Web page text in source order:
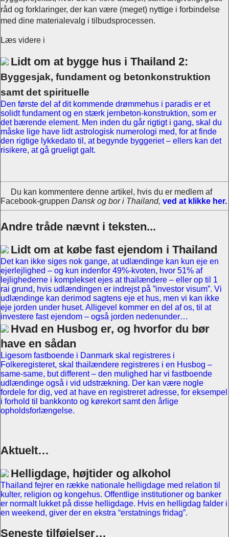
råd og forklaringer, der kan være (meget) nyttige i forbindelse
med dine materialevalg i tilbudsprocessen.
Læs videre i
Lidt om at bygge hus i Thailand 2:
Byggesjak, fundament og betonkonstruktion
samt det spirituelle
Den første del af dit kommende drømmehus i paradis er et
solidt fundament og en stærk jernbeton-konstruktion, som er
det bærende element. Men inden du går rigtigt i gang, skal du
måske lige have lidt astrologisk numerologi med, for at finde
den rigtige lykkedato til, at begynde byggeriet – ellers kan det
risikere, at gå grueligt galt.
Du kan kommentere denne artikel, hvis du er medlem af
Facebook-gruppen Dansk og bor i Thailand, ved at klikke her.
Andre tråde nævnt i teksten...
Lidt om at købe fast ejendom i Thailand
Det kan ikke siges nok gange, at udlændinge kan kun eje en
ejerlejlighed – og kun indenfor 49%-kvoten, hvor 51% af
lejlighederne i komplekset ejes at thailændere – eller op til 1
rai grund, hvis udlændingen er indrejst på ”investor visum”. Vi
udlændinge kan derimod sagtens eje et hus, men vi kan ikke
eje jorden under huset. Alligevel kommer en del af os, til at
investere fast ejendom – også jorden nedenunder…
Hvad en Husbog er, og hvorfor du bør
have en sådan
Ligesom fastboende i Danmark skal registreres i
Folkeregisteret, skal thailændere registreres i en Husbog –
same-same, but different – den mulighed har vi fastboende
udlændinge også i vid udstrækning. Der kan være nogle
fordele for dig, ved at have en registreret adresse, for eksempel
i forhold til bankkonto og kørekort samt den årlige
opholdsforlængelse.
Aktuelt…
Helligdage, højtider og alkohol
Thailand fejrer en række nationale helligdage med relation til
kulter, religion og kongehus. Offentlige institutioner og banker
er normalt lukket på disse helligdage. Hvis en helligdag falder i
en weekend, giver der en ekstra “erstatnings fridag”.
Seneste tilføjelser…